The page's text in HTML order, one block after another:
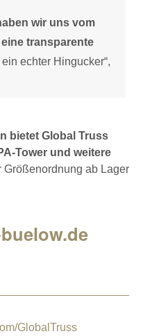
wir uns vom
transparente
ein echter Hingucker“,
bietet Global Truss
Tower und weitere
Größenordnung ab Lager
GlobalTruss